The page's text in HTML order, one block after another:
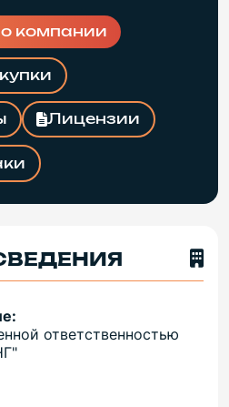
компании
Лицензии
ответственностью